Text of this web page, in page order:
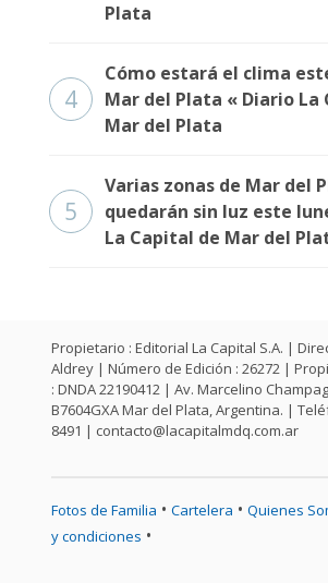
Plata
4
Cómo estará el clima
Mar del Plata « Diario La
Mar del Plata
5
Varias zonas de Mar del
quedarán sin luz este
La Capital de Mar del
Propietario : Editorial La Capital S.A. |
Aldrey | Número de Edición : 26272 |
: DNDA 22190412 | Av. Marcelino
B7604GXA Mar del Plata, Argentina. |
8491 | contacto@lacapitalmdq.com.ar
Fotos de Familia • Cartelera • Quienes
y condiciones •